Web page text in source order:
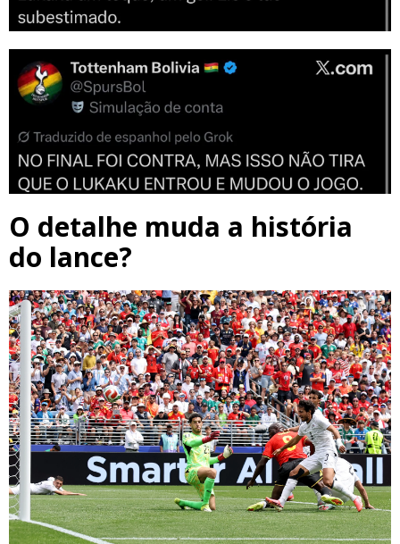
O detalhe muda a história
do lance?